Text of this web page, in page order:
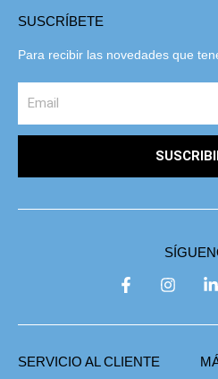
SUSCRÍBETE
Para recibir las novedades que
SERVICIO AL CLIENTE